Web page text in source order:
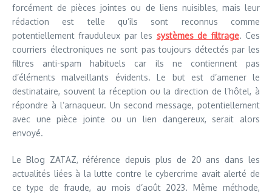
forcément de pièces jointes ou de liens nuisibles, mais leur
rédaction est telle qu’ils sont reconnus comme
potentiellement frauduleux par les systèmes de filtrage. Ces
courriers électroniques ne sont pas toujours détectés par les
filtres anti-spam habituels car ils ne contiennent pas
d’éléments malveillants évidents. Le but est d’amener le
destinataire, souvent la réception ou la direction de l’hôtel, à
répondre à l’arnaqueur. Un second message, potentiellement
avec une pièce jointe ou un lien dangereux, serait alors
envoyé.
Le Blog ZATAZ, référence depuis plus de 20 ans dans les
actualités liées à la lutte contre le cybercrime avait alerté de
ce type de fraude, au mois d’août 2023. Même méthode,